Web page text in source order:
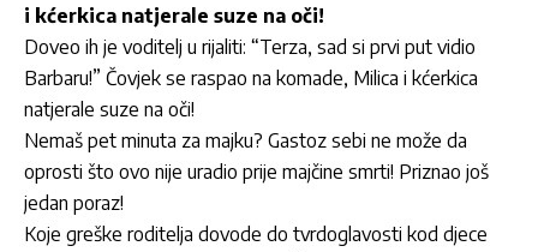
i kćerkica natjerale suze na oči!
Doveo ih je voditelj u rijaliti: “Terza, sad si prvi put vidio
Barbaru!” Čovjek se raspao na komade, Milica i kćerkica
natjerale suze na oči!
Nemaš pet minuta za majku? Gastoz sebi ne može da
oprosti što ovo nije uradio prije majčine smrti! Priznao još
jedan poraz!
Koje greške roditelja dovode do tvrdoglavosti kod djece